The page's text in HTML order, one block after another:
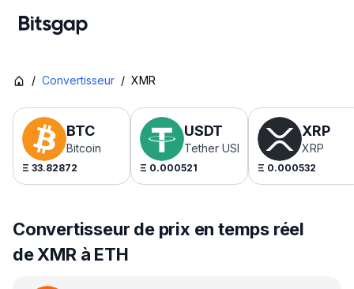
/ Convertisseur / XMR
BTC
Bitcoin
Ξ 33.82872
USDT
Tether USDt
Ξ 0.000521
XRP
XRP
Ξ 0.000532
Convertisseur de prix en temps réel
de XMR à ETH